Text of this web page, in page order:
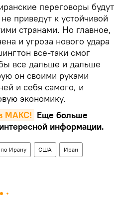
переговоры будут
приведут к устойчивой
странами. Но главное,
и угроза нового удара
все-таки смог
все дальше и дальше
он своими руками
и себя самого, и
экономику.
MAКС! Еще больше
информации.
Ирану США Иран